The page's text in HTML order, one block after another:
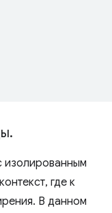
.
изолированным
где к
В данном